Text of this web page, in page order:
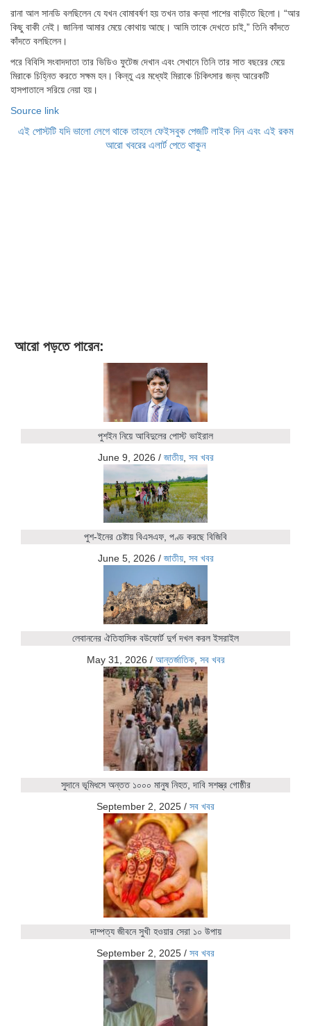
রানা আল সানডি বলছিলেন যে যখন বোমাবর্ষণ হয় তখন তার কন্যা পাশের বাড়ীতে ছিলো। “আর
কিছু বাকী নেই। জানিনা আমার মেয়ে কোথায় আছে। আমি তাকে দেখতে চাই,” তিনি কাঁদতে
কাঁদতে বলছিলেন।
পরে বিবিসি সংবাদদাতা তার ভিডিও ফুটেজ দেখান এবং সেখানে তিনি তার সাত বছরের মেয়ে
মিরাকে চিহ্নিত করতে সক্ষম হন। কিন্তু এর মধ্যেই মিরাকে চিকিৎসার জন্য আরেকটি
হাসপাতালে সরিয়ে নেয়া হয়।
Source link
এই পোস্টটি যদি ভালো লেগে থাকে তাহলে ফেইসবুক পেজটি লাইক দিন এবং এই রকম
আরো খবরের এলার্ট পেতে থাকুন
আরো পড়তে পারেন:
পুশইন নিয়ে আবিদুলের পোস্ট ভাইরাল
June 9, 2026 / জাতীয়, সব খবর
পুশ-ইনের চেষ্টায় বিএসএফ, পণ্ড করছে বিজিবি
June 5, 2026 / জাতীয়, সব খবর
লেবাননের ঐতিহাসিক বউফোর্ট দুর্গ দখল করল ইসরাইল
May 31, 2026 / আন্তর্জাতিক, সব খবর
সুদানে ভূমিধসে অন্তত ১০০০ মানুষ নিহত, দাবি সশস্ত্র গোষ্ঠীর
September 2, 2025 / সব খবর
দাম্পত্য জীবনে সুখী হওয়ার সেরা ১০ উপায়
September 2, 2025 / সব খবর